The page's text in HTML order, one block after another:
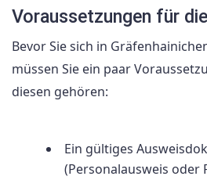
Voraussetzungen für
Bevor Sie sich in
müssen Sie ein paar
diesen gehören:
Ein gültiges
(Personalausweis oder